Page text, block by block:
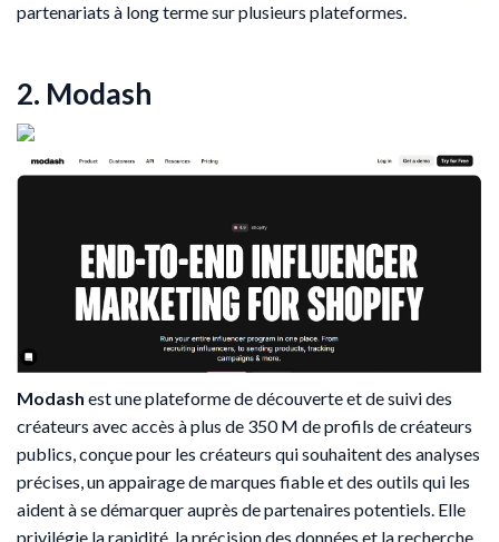
partenariats à long terme sur plusieurs plateformes.
2. Modash
Modash est une plateforme de découverte et de suivi des
créateurs avec accès à plus de 350 M de profils de créateurs
publics, conçue pour les créateurs qui souhaitent des analyses
précises, un appairage de marques fiable et des outils qui les
aident à se démarquer auprès de partenaires potentiels. Elle
privilégie la rapidité, la précision des données et la recherche